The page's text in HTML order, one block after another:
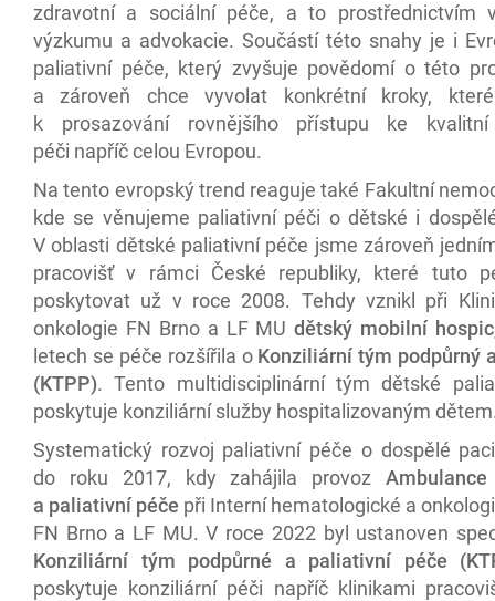
zdravotní a sociální péče, a to prostřednictvím
výzkumu a advokacie. Součástí této snahy je i
paliativní péče, který zvyšuje povědomí o této
a zároveň chce vyvolat konkrétní kroky,
k prosazování rovnějšího přístupu ke kvalitní
péči napříč celou Evropou.
Na tento evropský trend reaguje také Fakultní
kde se věnujeme paliativní péči o dětské i
V oblasti dětské paliativní péče jsme zároveň
pracovišť v rámci České republiky, které tuto
poskytovat už v roce 2008. Tehdy vznikl při
onkologie FN Brno a LF MUdětský mobilní hospic
letech se péče rozšířila o Konziliární tým podpůrný
(KTPP). Tento multidisciplinární tým dětské
poskytuje konziliární služby hospitalizovaným
Systematický rozvoj paliativní péče o dospělé
do roku 2017, kdy zahájila provoz
a paliativní péče při Interní hematologické a
FN Brno a LF MU. V roce 2022 byl ustanoven
Konziliární tým podpůrné a paliativní péče
poskytuje konziliární péči napříč klinikami